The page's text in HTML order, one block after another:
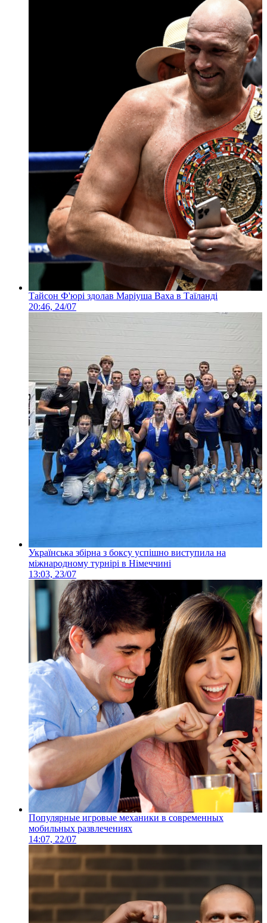
Тайсон Ф'юрі здолав Маріуша Ваха в Таїланді
20:46, 24/07
Українська збірна з боксу успішно виступила на
міжнародному турнірі в Німеччині
13:03, 23/07
Популярные игровые механики в современных
мобильных развлечениях
14:07, 22/07